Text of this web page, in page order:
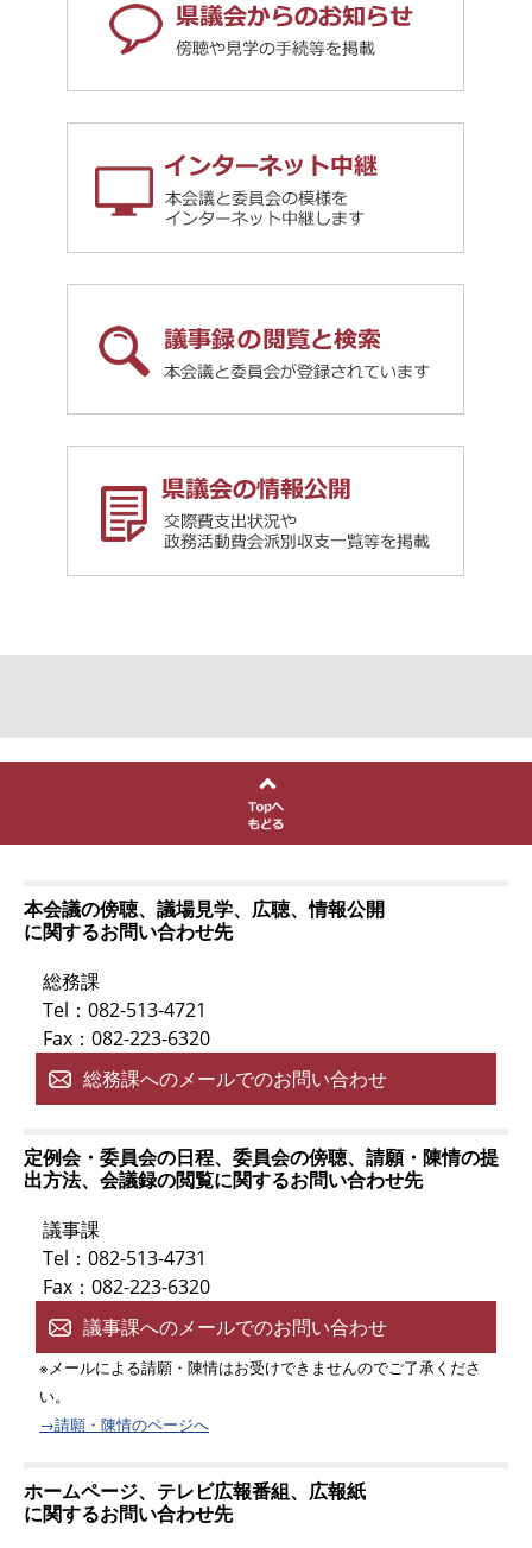
本会議の傍聴、議場見学、広聴、情報公開
に関するお問い合わせ先
総務課
Tel：082-513-4721
Fax：082-223-6320
総務課へのメールでのお問い合わせ
定例会・委員会の日程、委員会の傍聴、請願・陳情の提
出方法、会議録の閲覧に関するお問い合わせ先
議事課
Tel：082-513-4731
Fax：082-223-6320
議事課へのメールでのお問い合わせ
※メールによる請願・陳情はお受けできませんのでご了承くださ
い。
→請願・陳情のページへ
ホームページ、テレビ広報番組、広報紙
に関するお問い合わせ先